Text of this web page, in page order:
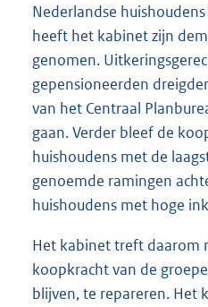
Nederlandse
heeft het kabinet zijn
genomen.
gepensioneerden
van het Centraal
gaan. Verder bleef de
huishoudens met de
genoemde ramingen
huishoudens met hoge
Het kabinet treft daarom
koopkracht van de
blijven, te repareren. Het